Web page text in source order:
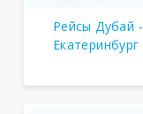
Рейсы Дубай -
Екатеринбург